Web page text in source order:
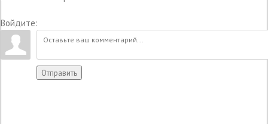
Войдите:
Отправить